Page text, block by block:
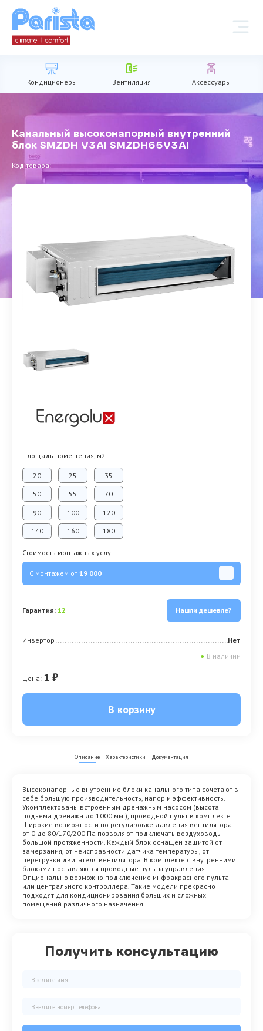
Кондиционеры Вентиляция Аксессуары
Канальный высоконапорный внутренний
блок SMZDH V3AI SMZDH65V3AI
Код товара:
Площадь помещения, м2
20 25 35
50 55 70
90 100 120
140 160 180
Стоимость монтажных услуг
С монтажем от19 000
Гарантия:12 Нашли дешевле?
Инвертор
Нет
● В наличии
Цена: 1 ₽
В корзину
Получить консультацию
Описание Характеристики Документация
Высоконапорные внутренние блоки канального типа сочетают в
себе большую производительность, напор и эффективность.
Укомплектованы встроенным дренажным насосом (высота
подъёма дренажа до 1000 мм.), проводной пульт в комплекте.
Широкие возможности по регулировке давления вентилятора
от 0 до 80/170/200 Па позволяют подключать воздуховоды
большой протяженности. Каждый блок оснащен защитой от
замерзания, от неисправности датчика температуры, от
перегрузки двигателя вентилятора. В комплекте с внутренними
блоками поставляются проводные пульты управления.
Опционально возможно подключение инфракрасного пульта
или центрального контроллера. Такие модели прекрасно
подходят для кондиционирования больших и сложных
помещений различного назначения.